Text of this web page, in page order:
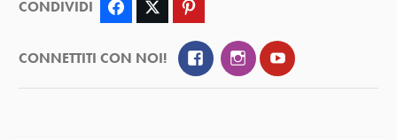
CONDIVIDI Facebook Twitter
CONNETTITI CON NOI! FacebookInstagramYouTube